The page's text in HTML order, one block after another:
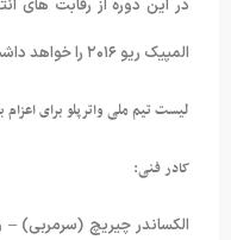
در این دوره از رقابت های
المپیک ریو ۲۰۱۶ را خواهد داشت.
لیست تیم ملی واترپلو برای اعزام
کادر فنی:
الکساندر چیریچ (سرمربی) –